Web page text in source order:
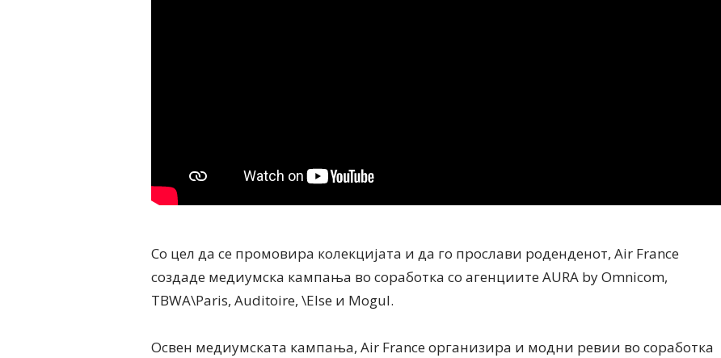
Со цел да се промовира колекцијата и да го прослави роденденот, Air France
создаде медиумска кампања во соработка со агенциите AURA by Omnicom,
TBWA\Paris, Auditoire, \Else и Mogul.
Освен медиумската кампања, Air France организира и модни ревии во соработка